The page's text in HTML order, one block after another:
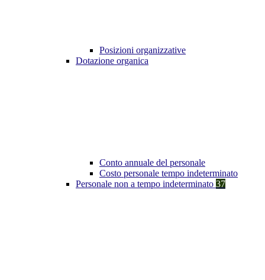
Posizioni organizzative
Dotazione organica
Conto annuale del personale
Costo personale tempo indeterminato
Personale non a tempo indeterminato 37